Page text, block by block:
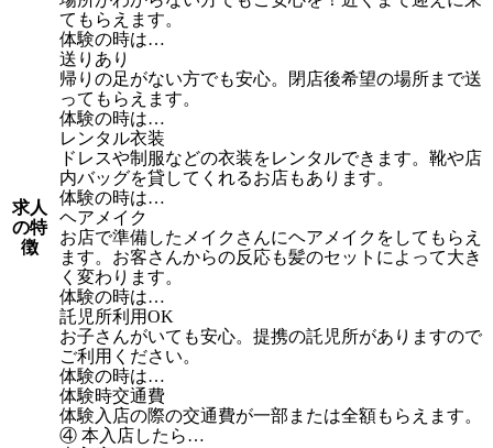
求人
の特
徴
てもらえます。
体験の時は…
送りあり
帰りの足がない方でも安心。閉店後希望の場所まで送
ってもらえます。
体験の時は…
レンタル衣装
ドレスや制服などの衣装をレンタルできます。靴や店
内バッグを貸してくれるお店もあります。
体験の時は…
ヘアメイク
お店で準備したメイクさんにヘアメイクをしてもらえ
ます。お客さんからの反応も髪のセットによって大き
く変わります。
体験の時は…
託児所利用OK
お子さんがいても安心。提携の託児所がありますので
ご利用ください。
体験の時は…
体験時交通費
体験入店の際の交通費が一部または全額もらえます。
④ 本入店したら…